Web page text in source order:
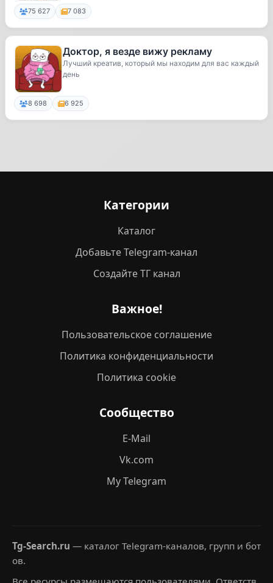
75 627 7 083
Доктор, я везде вижу рекламу
Лучший креатив, который мы находим для вас каждый
день
8 698 6 925
Категории
Каталог
Добавьте Telegram-канал
Создайте ТГ канал
Важное!
Пользовательское соглашение
Политика конфиденциальности
Политика cookie
Сообщество
E-Mail
Vk.com
My Telegram
Tg-Search.ru — каталог Telegram-каналов, групп и бот
ов.